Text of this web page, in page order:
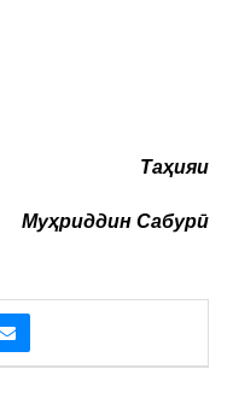
Таҳияи
Муҳриддин Сабурӣ